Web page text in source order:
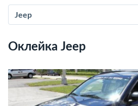
Jeep
Оклейка Jeep